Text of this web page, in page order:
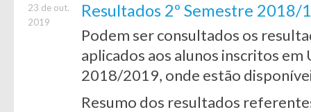
23 de out.
2019
Resultados 2º Semestre 2018/
Podem ser consultados os
aplicados aos alunos inscritos em
2018/2019, onde estão
Resumo dos resultados